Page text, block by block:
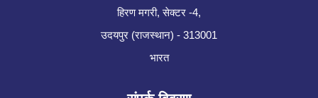
हिरण मगरी, सेक्टर -4,
उदयपुर (राजस्थान) - 313001
भारत